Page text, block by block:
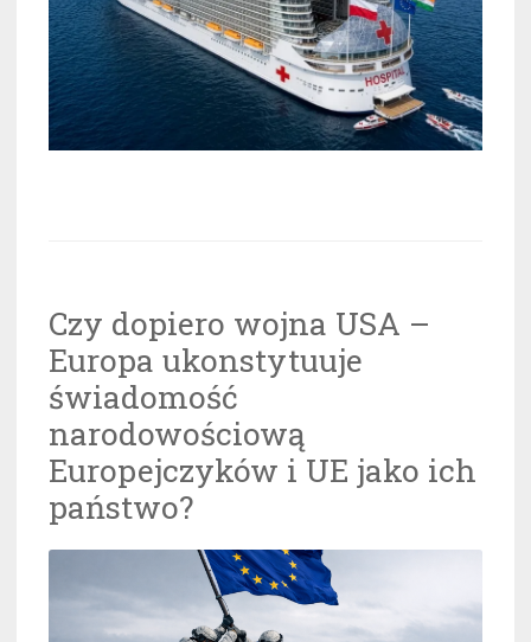
Czy dopiero wojna USA –
Europa ukonstytuuje
świadomość
narodowościową
Europejczyków i UE jako ich
państwo?